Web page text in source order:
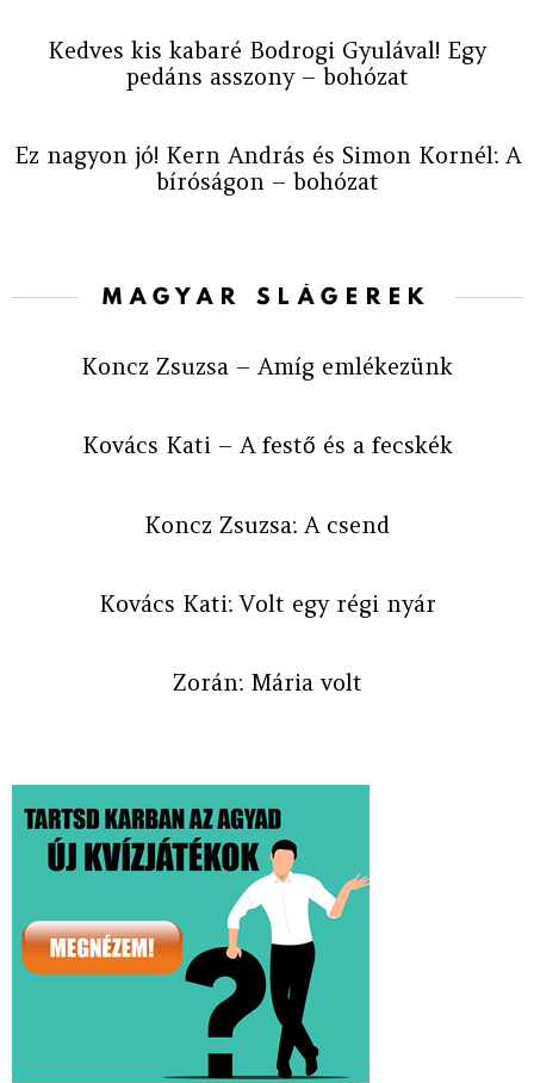
Kedves kis kabaré Bodrogi Gyulával! Egy
pedáns asszony – bohózat
Ez nagyon jó! Kern András és Simon Kornél: A
bíróságon – bohózat
MAGYAR SLÁGEREK
Koncz Zsuzsa – Amíg emlékezünk
Kovács Kati – A festő és a fecskék
Koncz Zsuzsa: A csend
Kovács Kati: Volt egy régi nyár
Zorán: Mária volt